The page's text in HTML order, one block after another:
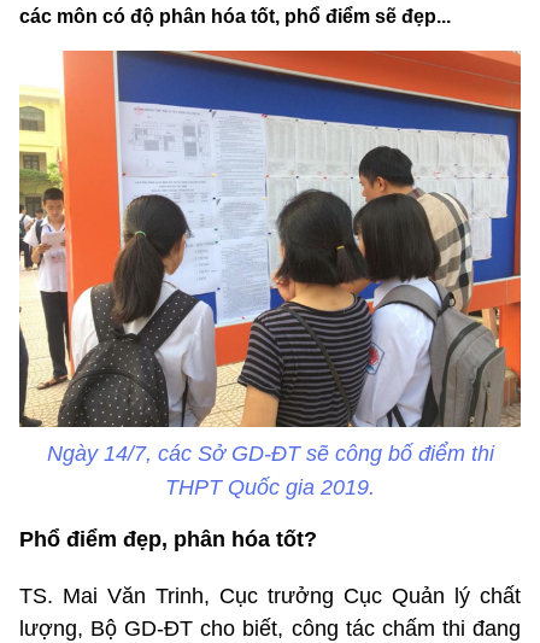
các môn có độ phân hóa tốt, phổ điểm sẽ đẹp...
Ngày 14/7, các Sở GD-ĐT sẽ công bố điểm thi
THPT Quốc gia 2019.
Phổ điểm đẹp, phân hóa tốt?
TS. Mai Văn Trinh, Cục trưởng Cục Quản lý chất
lượng, Bộ GD-ĐT cho biết, công tác chấm thi đang